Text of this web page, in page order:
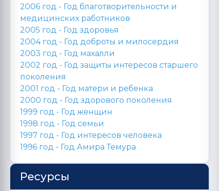
2006 год - Год благотворительности и
медицинских работников
2005 год - Год здоровья
2004 год - Год доброты и милосердия
2003 год - Год махалли
2002 год - Год защиты интересов старшего
поколения
2001 год - Год матери и ребенка
2000 год - Год здорового поколения
1999 год - Год женщин
1998 год - Год семьи
1997 год - Год интересов человека
1996 год - Год Амира Темура
Ресурсы